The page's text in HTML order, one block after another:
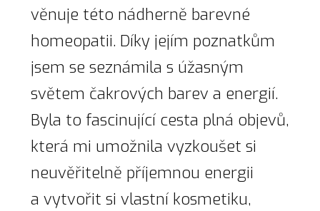
věnuje této nádherně barevné
homeopatii. Díky jejím poznatkům
jsem se seznámila s úžasným
světem čakrových barev a energií.
Byla to fascinující cesta plná objevů,
která mi umožnila vyzkoušet si
neuvěřitelně příjemnou energii
a vytvořit si vlastní kosmetiku,